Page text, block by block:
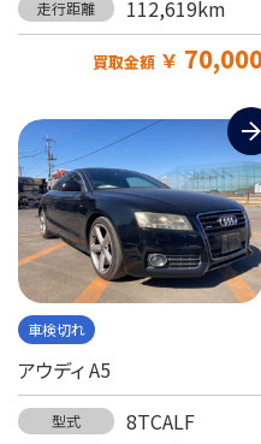
走行距離 112,619km
買取金額 ￥
車検切れ
アウディ A5
型式 8TCALF